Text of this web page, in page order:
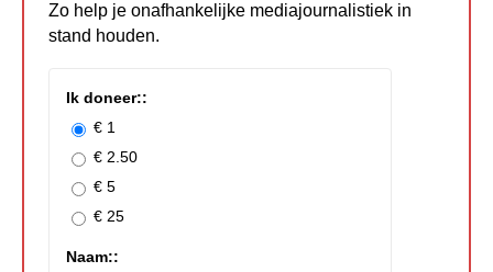
Zo help je onafhankelijke mediajournalistiek in
stand houden.
Ik doneer::
€ 1
€ 2.50
€ 5
€ 25
Naam::